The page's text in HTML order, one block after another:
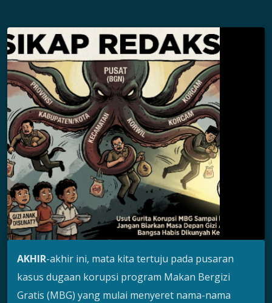
AKHIR-akhir ini, mata kita tertuju pada pusaran
kasus dugaan korupsi program Makan Bergizi
Gratis (MBG) yang mulai menyeret nama-nama